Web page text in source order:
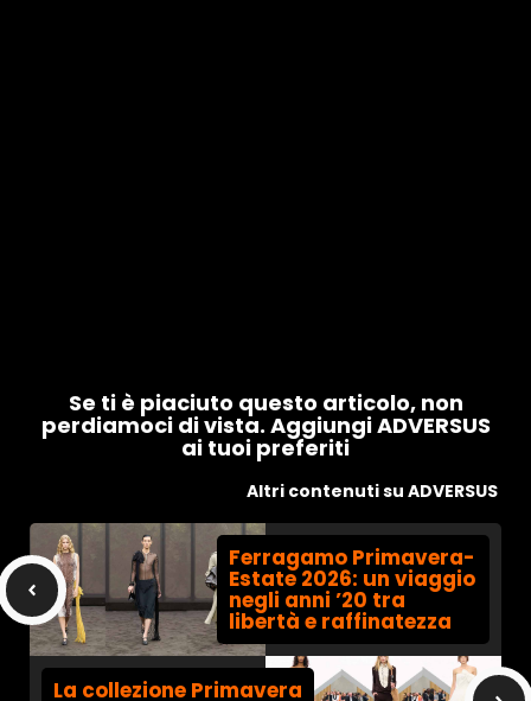
Se ti è piaciuto questo articolo, non
perdiamoci di vista. Aggiungi ADVERSUS
ai tuoi preferiti
Altri contenuti su ADVERSUS
Ferragamo Primavera-
Estate 2026: un viaggio
negli anni ’20 tra
libertà e raffinatezza
La collezione Primavera